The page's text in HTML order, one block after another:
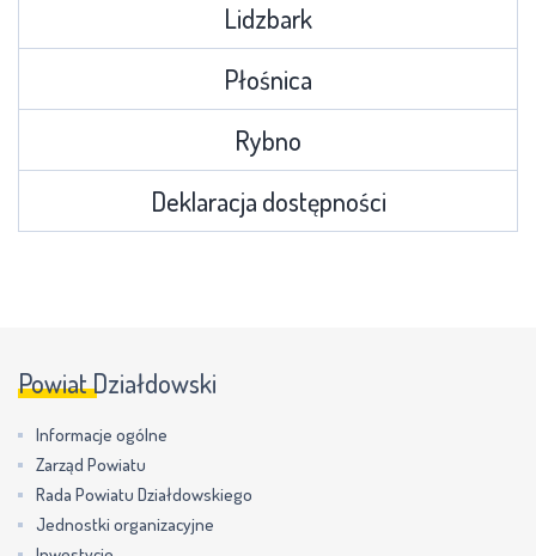
Lidzbark
Płośnica
Rybno
Deklaracja dostępności
Powiat Działdowski
Informacje ogólne
Zarząd Powiatu
Rada Powiatu Działdowskiego
Jednostki organizacyjne